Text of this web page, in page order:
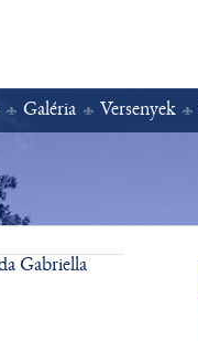
Galéria Versenyek